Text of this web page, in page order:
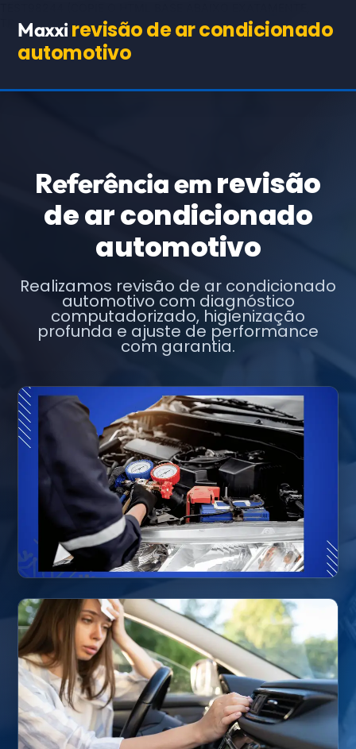
TROCANDO APENAS OS TEXTOS E URLs INDICADOS)
Maxxi revisão de ar condicionado
automotivo
Referência emrevisão
de ar condicionado
automotivo
Realizamos revisão de ar condicionado
automotivo com diagnóstico
computadorizado, higienização
profunda e ajuste de performance
com garantia.